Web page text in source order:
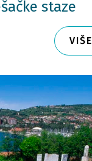
staze
VIŠE